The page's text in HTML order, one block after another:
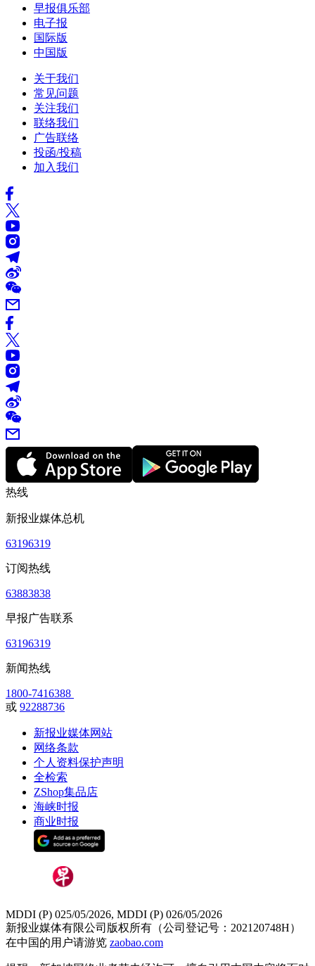
早报俱乐部
电子报
国际版
中国版
关于我们
常见问题
关注我们
联络我们
广告联络
投函/投稿
加入我们
热线
新报业媒体总机
63196319
订阅热线
63883838
早报广告联系
63196319
新闻热线
1800-7416388
或 92288736
新报业媒体网站
网络条款
个人资料保护声明
全检索
ZShop集品店
海峡时报
商业时报
MDDI (P) 025/05/2026, MDDI (P) 026/05/2026
新报业媒体有限公司版权所有（公司登记号：202120748H）
在中国的用户请游览 zaobao.com